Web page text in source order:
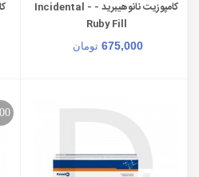
کامپوزیت نانوهیبرید - Incidental -
Ruby Fill
675,000 تومان